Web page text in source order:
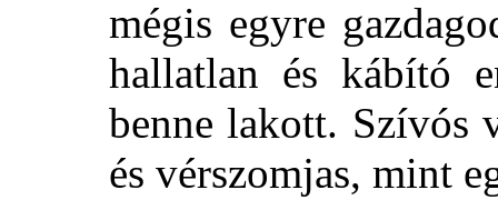
mégis egyre
hallatlan és kábító
benne lakott. Szívós
és vérszomjas, mint